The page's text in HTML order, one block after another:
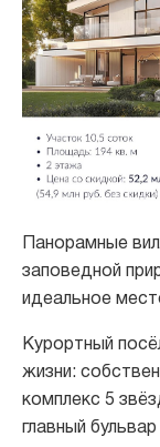
Панорамные
заповедной
идеальное
Курортный
жизни:
комплекс 5
главный